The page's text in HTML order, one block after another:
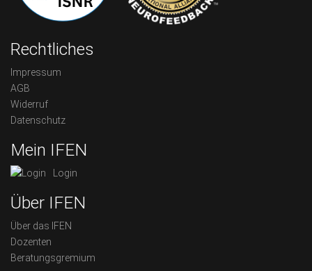
Rechtliches
Impressum
AGB
Widerruf
Datenschutz
Mein IFEN
Login
Über IFEN
Über das IFEN
Dozenten
Beratungsgremium